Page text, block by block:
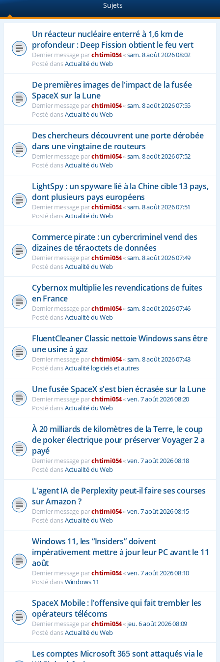
Sujets
Un réacteur nucléaire enterré à 1,6 km de
profondeur : Deep Fission obtient le feu vert
Dernier message parchtimi054«sam. 8 août 2026 08:02
Posté dansActualité du Web
De premières images de l'impact de la fusée
SpaceX sur la Lune
Dernier message parchtimi054«sam. 8 août 2026 07:55
Posté dansActualité du Web
Des chercheurs découvrent une porte dérobée
dans une vingtaine de routeurs
Dernier message parchtimi054«sam. 8 août 2026 07:52
Posté dansActualité du Web
LightSpy : un spyware lié à la Chine cible 13 pays,
dont plusieurs pays européens
Dernier message parchtimi054«sam. 8 août 2026 07:51
Posté dansActualité du Web
Commerce pirate : un cybercriminel vend des
dizaines de téraoctets de données
Dernier message parchtimi054«sam. 8 août 2026 07:49
Posté dansActualité du Web
Cybernox multiplie les revendications de fuites
en France
Dernier message parchtimi054«sam. 8 août 2026 07:46
Posté dansActualité du Web
FluentCleaner Classic nettoie Windows sans être
une usine à gaz
Dernier message parchtimi054«sam. 8 août 2026 07:43
Posté dansActualité logiciels et autres
Une fusée SpaceX s'est bien écrasée sur la Lune
Dernier message parchtimi054«ven. 7 août 2026 08:20
Posté dansActualité du Web
À 20 milliards de kilomètres de la Terre, le coup
de poker électrique pour préserver Voyager 2 a
payé
Dernier message parchtimi054«ven. 7 août 2026 08:18
Posté dansActualité du Web
L'agent IA de Perplexity peut-il faire ses courses
sur Amazon ?
Dernier message parchtimi054«ven. 7 août 2026 08:15
Posté dansActualité du Web
Windows 11, les “Insiders” doivent
impérativement mettre à jour leur PC avant le 11
août
Dernier message parchtimi054«ven. 7 août 2026 08:10
Posté dansWindows 11
SpaceX Mobile : l'offensive qui fait trembler les
opérateurs télécoms
Dernier message parchtimi054« jeu. 6 août 2026 08:09
Posté dansActualité du Web
Les comptes Microsoft 365 sont attaqués via le